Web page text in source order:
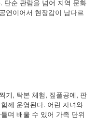
단순 관람을 넘어 지역 문화
연이어서 현장감이 남다르
기, 탁본 체험, 짚풀공예, 판
께 운영된다. 어린 자녀와
며 배울 수 있어 가족 단위